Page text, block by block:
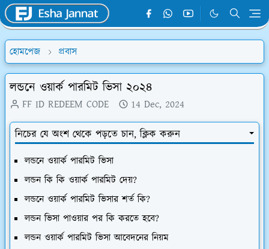
হোমপেজ প্রবাস
লন্ডনে ওয়ার্ক পারমিট ভিসা ২০২৪
FF ID REDEEM CODE 14 Dec, 2024
নিচের যে অংশ থেকে পড়তে চান, ক্লিক করুন
লন্ডনে ওয়ার্ক পারমিট ভিসা
লন্ডন কি কি ওয়ার্ক পারমিট দেয়?
লন্ডনে ওয়ার্ক পারমিট ভিসার শর্ত কি?
লন্ডন ভিসা পাওয়ার পর কি করতে হবে?
লন্ডন ওয়ার্ক পারমিট ভিসা আবেদনের নিয়ম